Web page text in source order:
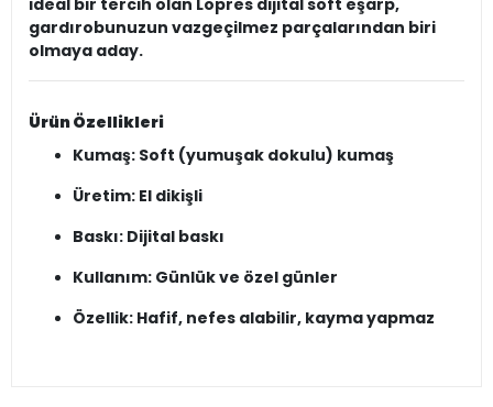
ideal bir tercih olan Lopres dijital soft eşarp,
gardırobunuzun vazgeçilmez parçalarından biri
olmaya aday.
Ürün Özellikleri
Kumaş: Soft (yumuşak dokulu) kumaş
Üretim: El dikişli
Baskı: Dijital baskı
Kullanım: Günlük ve özel günler
Özellik: Hafif, nefes alabilir, kayma yapmaz